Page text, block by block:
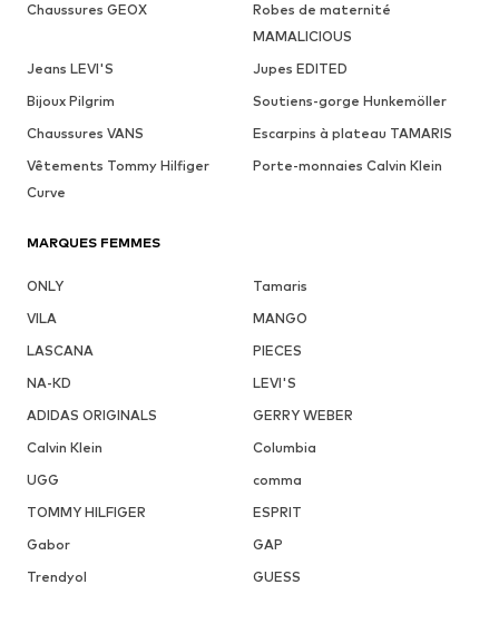
Chaussures GEOX
Robes de maternité
MAMALICIOUS
Jeans LEVI'S
Jupes EDITED
Bijoux Pilgrim
Soutiens-gorge Hunkemöller
Chaussures VANS
Escarpins à plateau TAMARIS
Vêtements Tommy Hilfiger
Curve
Porte-monnaies Calvin Klein
MARQUES FEMMES
ONLY
Tamaris
VILA
MANGO
LASCANA
PIECES
NA-KD
LEVI'S
ADIDAS ORIGINALS
GERRY WEBER
Calvin Klein
Columbia
UGG
comma
TOMMY HILFIGER
ESPRIT
Gabor
GAP
Trendyol
GUESS